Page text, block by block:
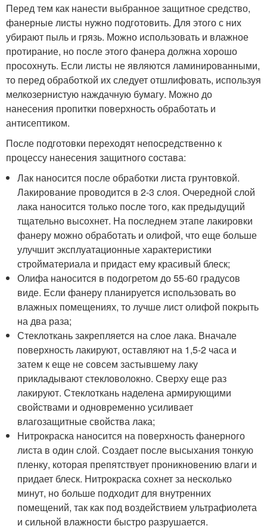
Перед тем как нанести выбранное защитное средство,
фанерные листы нужно подготовить. Для этого с них
убирают пыль и грязь. Можно использовать и влажное
протирание, но после этого фанера должна хорошо
просохнуть. Если листы не являются ламинированными,
то перед обработкой их следует отшлифовать, используя
мелкозернистую наждачную бумагу. Можно до
нанесения пропитки поверхность обработать и
антисептиком.
После подготовки переходят непосредственно к
процессу нанесения защитного состава:
Лак наносится после обработки листа грунтовкой.
Лакирование проводится в 2-3 слоя. Очередной слой
лака наносится только после того, как предыдущий
тщательно высохнет. На последнем этапе лакировки
фанеру можно обработать и олифой, что еще больше
улучшит эксплуатационные характеристики
стройматериала и придаст ему красивый блеск;
Олифа наносится в подогретом до 55-60 градусов
виде. Если фанеру планируется использовать во
влажных помещениях, то лучше лист олифой покрыть
на два раза;
Стеклоткань закрепляется на слое лака. Вначале
поверхность лакируют, оставляют на 1,5-2 часа и
затем к еще не совсем застывшему лаку
прикладывают стекловолокно. Сверху еще раз
лакируют. Стеклоткань наделена армирующими
свойствами и одновременно усиливает
влагозащитные свойства лака;
Нитрокраска наносится на поверхность фанерного
листа в один слой. Создает после высыхания тонкую
пленку, которая препятствует проникновению влаги и
придает блеск. Нитрокраска сохнет за несколько
минут, но больше подходит для внутренних
помещений, так как под воздействием ультрафиолета
и сильной влажности быстро разрушается.